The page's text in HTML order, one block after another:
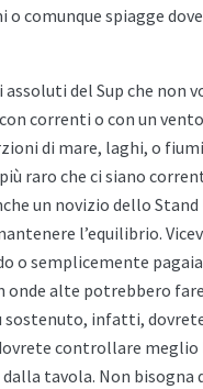
o comunque spiagge
del Sup che non
correnti o con un
di mare, laghi, o fiumi
raro che ci siano
un novizio dello Stand
l’equilibrio.
o semplicemente
onde alte potrebbero
sostenuto, infatti,
controllare meglio
dalla tavola. Non bisogna